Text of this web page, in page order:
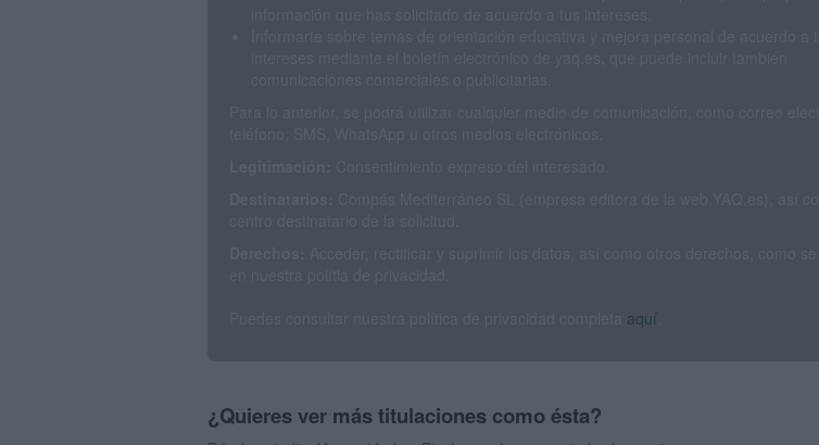
aquí
¿Quieres ver más titulaciones como ésta?